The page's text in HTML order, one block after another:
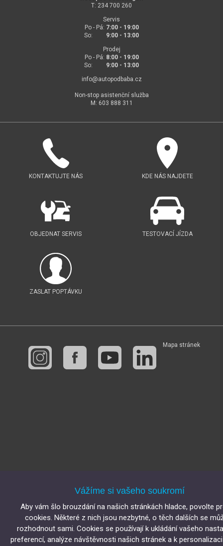
T: 234 700 260
Servis
Po - Pá: 7:00 - 19:00
So: 9:00 - 13:00
Prodej
Po - Pá: 8:00 - 19:00
So: 9:00 - 13:00
info@autopodbaba.cz
Non-stop asistenční služba
M: 603 888 311
KONTAKTUJTE NÁS KDE NÁS NAJDETE
OBJEDNAT SERVIS TESTOVACÍ JÍZDA
ZASLAT POPTÁVKU
Mapa stránek
Vážíme si vašeho soukromí
Aby vám šlo brouzdání na našich stránkách hladce, povolte
cookies. Některé z nich jsou nezbytné, o těch dalších se
rozhodnout sami. Cookies se používají k ukládání vašeho
preferencí, analýze návštěvnosti našich stránek a k